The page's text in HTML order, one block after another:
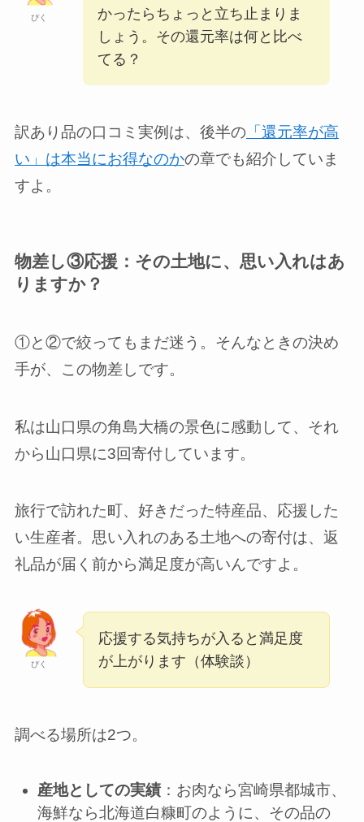
ぴく
かったらちょっと立ち止まりま
しょう。その還元率は何と比べ
てる？
訳あり品の口コミ実例は、後半の 「還元率が高
い」は本当にお得なのかの章でも紹介していま
すよ。
物差し③応援：その土地に、思い入れはあ
りますか？
①と②で絞ってもまだ迷う。そんなときの決め
手が、この物差しです。
私は山口県の角島大橋の景色に感動して、それ
から山口県に3回寄付しています。
旅行で訪れた町、好きだった特産品、応援した
い生産者。思い入れのある土地への寄付は、返
礼品が届く前から満足度が高いんですよ。
ぴく
応援する気持ちが入ると満足度
が上がります（体験談）
調べる場所は2つ。
産地としての実績 ：お肉なら宮崎県都城市、
海鮮なら北海道白糠町のように、その品の